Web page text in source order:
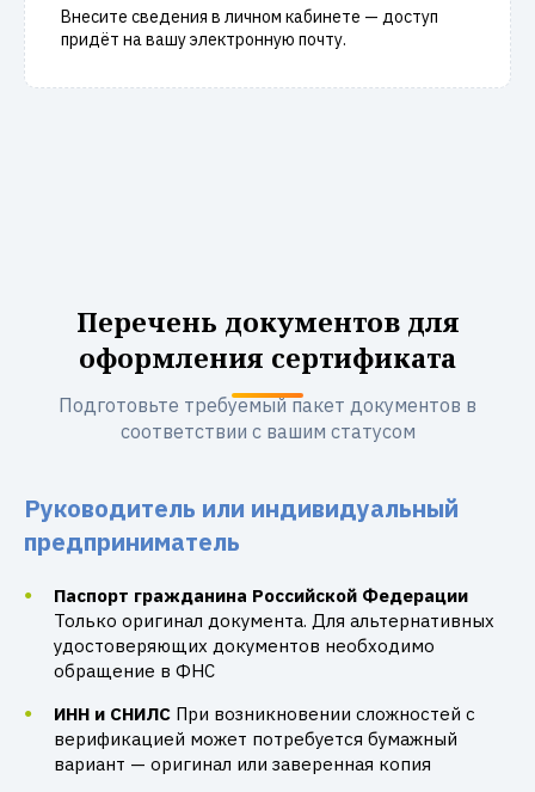
Внесите сведения в личном кабинете — доступ
придёт на вашу электронную почту.
Перечень документов для
оформления сертификата
Подготовьте требуемый пакет документов в
соответствии с вашим статусом
Руководитель или индивидуальный
предприниматель
Паспорт гражданина Российской Федерации
Только оригинал документа. Для альтернативных
удостоверяющих документов необходимо
обращение в ФНС
ИНН и СНИЛС При возникновении сложностей с
верификацией может потребуется бумажный
вариант — оригинал или заверенная копия